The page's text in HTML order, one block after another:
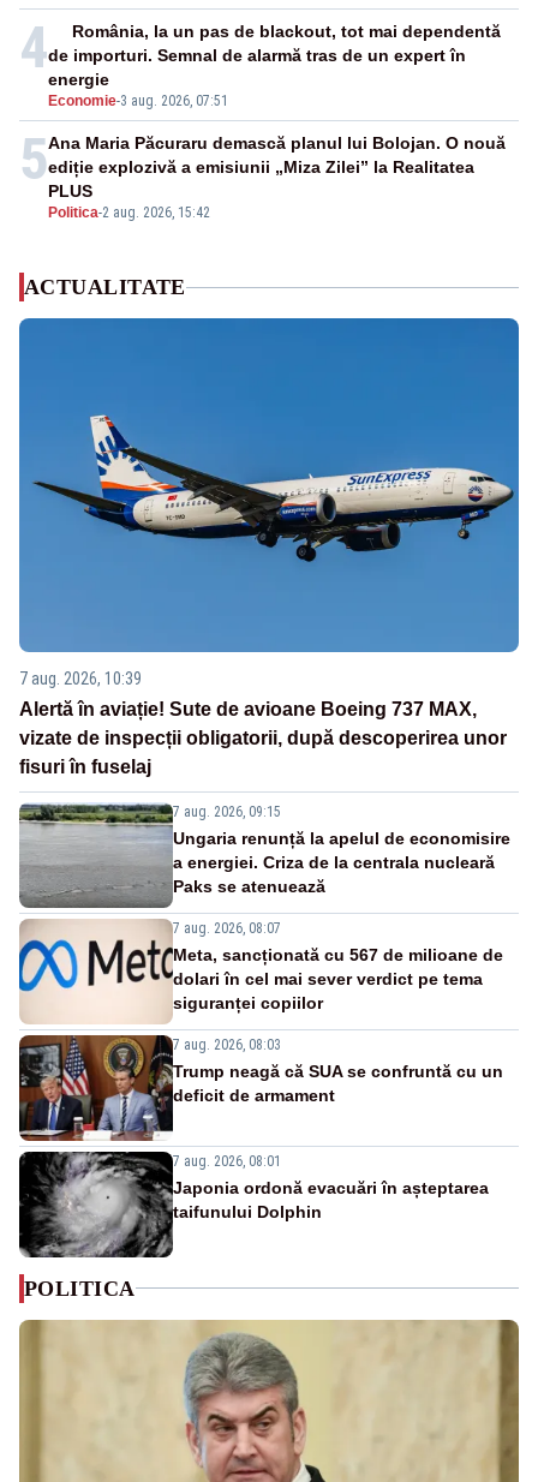
4
Economie-3 aug. 2026, 07:51
România, la un pas de blackout, tot mai dependentă
de importuri. Semnal de alarmă tras de un expert în
energie
5
Politica-2 aug. 2026, 15:42
Ana Maria Păcuraru demască planul lui Bolojan. O nouă
ediție explozivă a emisiunii „Miza Zilei” la Realitatea
PLUS
ACTUALITATE
7 aug. 2026, 10:39
Alertă în aviație! Sute de avioane Boeing 737 MAX,
vizate de inspecții obligatorii, după descoperirea unor
fisuri în fuselaj
7 aug. 2026, 09:15
Ungaria renunță la apelul de economisire
a energiei. Criza de la centrala nucleară
Paks se atenuează
7 aug. 2026, 08:07
Meta, sancționată cu 567 de milioane de
dolari în cel mai sever verdict pe tema
siguranței copiilor
7 aug. 2026, 08:03
Trump neagă că SUA se confruntă cu un
deficit de armament
7 aug. 2026, 08:01
Japonia ordonă evacuări în așteptarea
taifunului Dolphin
POLITICA